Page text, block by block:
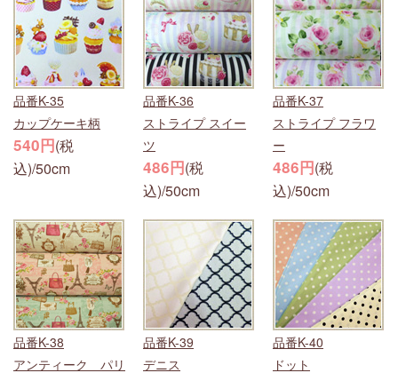
品番K-35
カップケーキ柄
540円(税
込)/50cm
品番K-36
ストライプ スイー
ツ
486円(税
込)/50cm
品番K-37
ストライプ フラワ
ー
486円(税
込)/50cm
品番K-38
アンティーク パリ
品番K-39
デニス
品番K-40
ドット